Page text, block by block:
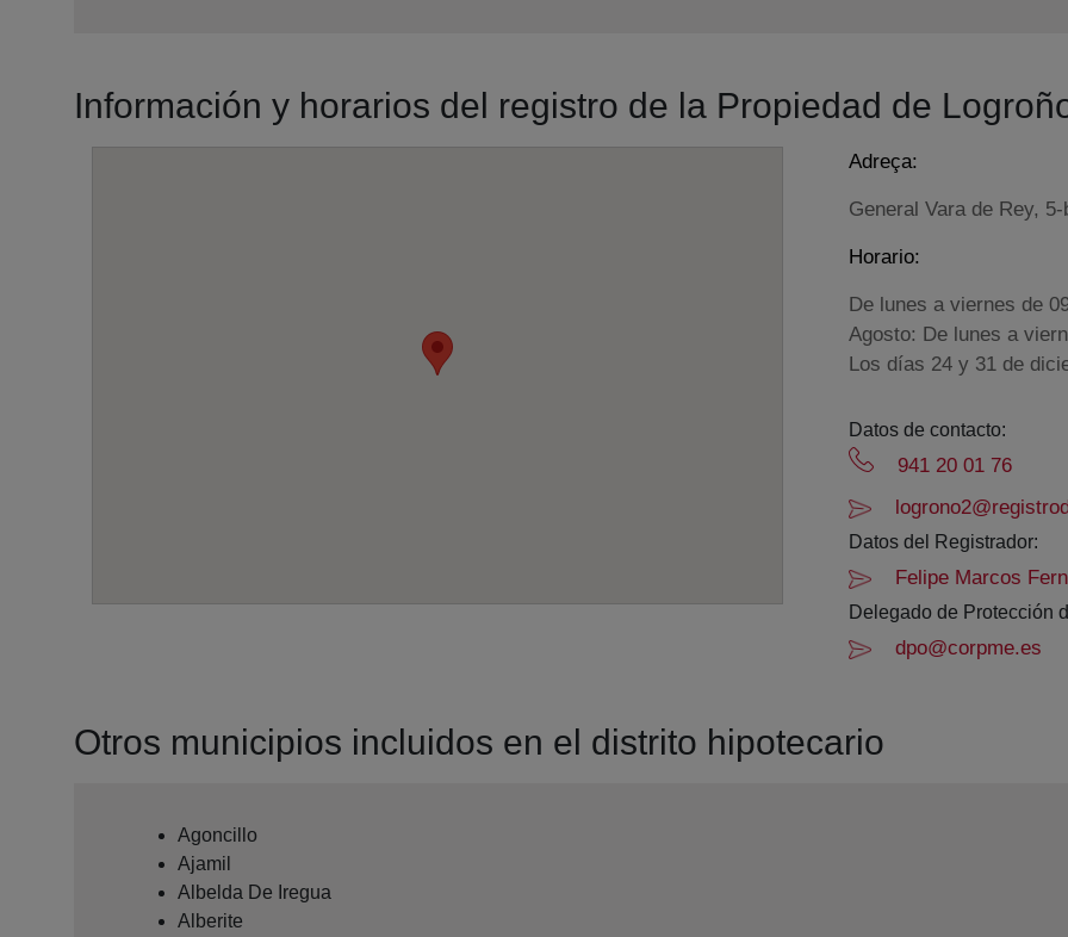
Información y horarios del registro de la Propiedad de
Adreça:
General Vara de Rey,
Horario:
De lunes a viernes de
Agosto: De lunes a
Los días 24 y 31 de
Datos de contacto:
941 20 01 76
Datos del Registrador:
Felipe Marcos
Delegado de Protección
dpo@corpme.es
Otros municipios incluidos en el distrito hipotecario
Agoncillo
Ajamil
Albelda De Iregua
Alberite